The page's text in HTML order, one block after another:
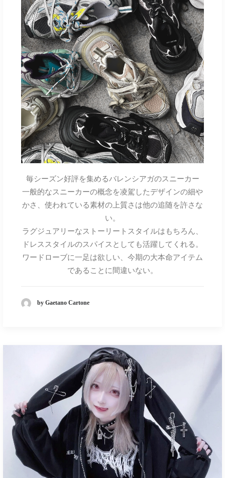
毎シーズン好評を集めるバレンシアガのスニーカー
一般的なスニーカーの概念を凌駕したデザインの細や
かさ、使われている素材の上質さは他の追随を許さな
い。
ラグジュアリーなストーリートスタイルはもちろん、
ドレススタイルのスパイスとしても活躍してくれる。
ワードローブに一足は欲しい、今期の大本命アイテム
であることに間違いない。
by Gaetano Cartone